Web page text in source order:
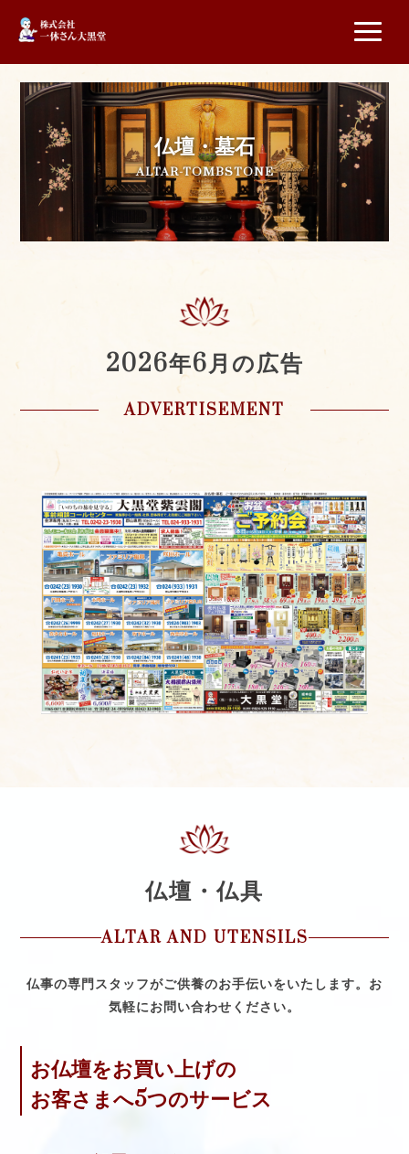
仏壇・墓石
ALTAR-TOMBSTONE
2026年6月の広告
ADVERTISEMENT
仏壇・仏具
ALTAR AND UTENSILS
仏事の専門スタッフがご供養のお手伝いをいたします。 お
気軽にお問い合わせください。
お仏壇をお買い上げの
お客さまへ5つのサービス